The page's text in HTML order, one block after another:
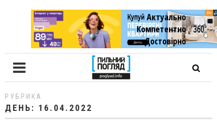
Актуально
Компетентно
Достовiрно
РУБРИКА
ДЕНЬ: 16.04.2022